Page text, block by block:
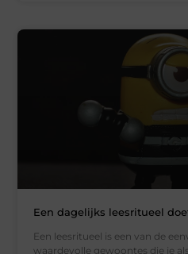
Een dagelijks leesritueel
Een leesritueel is een van de
waardevolle gewoontes die je